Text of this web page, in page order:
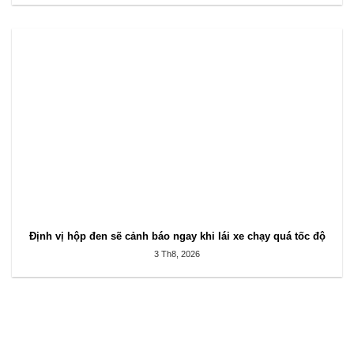
Định vị hộp đen sẽ cảnh báo ngay khi lái xe chạy quá tốc độ
3 Th8, 2026